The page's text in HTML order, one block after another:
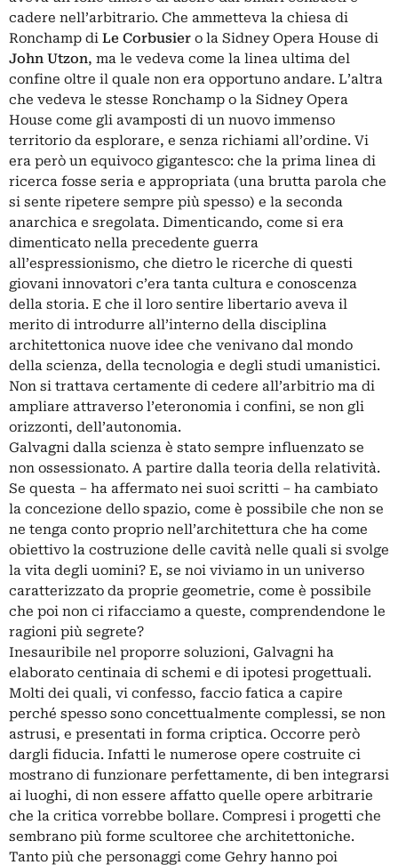
cadere nell’arbitrario. Che ammetteva la chiesa di
Ronchamp di Le Corbusier o la Sidney Opera House di
John Utzon, ma le vedeva come la linea ultima del
confine oltre il quale non era opportuno andare. L’altra
che vedeva le stesse Ronchamp o la Sidney Opera
House come gli avamposti di un nuovo immenso
territorio da esplorare, e senza richiami all’ordine. Vi
era però un equivoco gigantesco: che la prima linea di
ricerca fosse seria e appropriata (una brutta parola che
si sente ripetere sempre più spesso) e la seconda
anarchica e sregolata. Dimenticando, come si era
dimenticato nella precedente guerra
all’espressionismo, che dietro le ricerche di questi
giovani innovatori c’era tanta cultura e conoscenza
della storia. E che il loro sentire libertario aveva il
merito di introdurre all’interno della disciplina
architettonica nuove idee che venivano dal mondo
della scienza, della tecnologia e degli studi umanistici.
Non si trattava certamente di cedere all’arbitrio ma di
ampliare attraverso l’eteronomia i confini, se non gli
orizzonti, dell’autonomia.
Galvagni dalla scienza è stato sempre influenzato se
non ossessionato. A partire dalla teoria della relatività.
Se questa ‒ ha affermato nei suoi scritti ‒ ha cambiato
la concezione dello spazio, come è possibile che non se
ne tenga conto proprio nell’architettura che ha come
obiettivo la costruzione delle cavità nelle quali si svolge
la vita degli uomini? E, se noi viviamo in un universo
caratterizzato da proprie geometrie, come è possibile
che poi non ci rifacciamo a queste, comprendendone le
ragioni più segrete?
Inesauribile nel proporre soluzioni, Galvagni ha
elaborato centinaia di schemi e di ipotesi progettuali.
Molti dei quali, vi confesso, faccio fatica a capire
perché spesso sono concettualmente complessi, se non
astrusi, e presentati in forma criptica. Occorre però
dargli fiducia. Infatti le numerose opere costruite ci
mostrano di funzionare perfettamente, di ben integrarsi
ai luoghi, di non essere affatto quelle opere arbitrarie
che la critica vorrebbe bollare. Compresi i progetti che
sembrano più forme scultoree che architettoniche.
Tanto più che personaggi come Gehry hanno poi